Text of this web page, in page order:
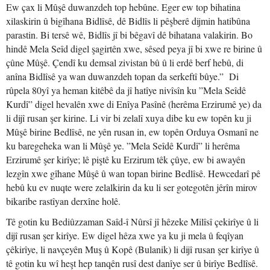
Ew çax li Mûşê duwanzdeh top hebûne. Eger ew top bihatina
xilaskirin û bigîhana Bidlîsê, dê Bidlîs li pêşberê dijmin hatibûna
parastin. Bi tersê wê, Bidlîs jî bi bêgavî dê bihatana valakirin. Bo
hindê Mela Seîd digel şagirtên xwe, sêsed peya jî bi xwe re birine û
çûne Mûşê. Çendî ku demsal zivistan bû û li erdê berf hebû, di
anîna Bidlîsê ya wan duwanzdeh topan da serkeftî bûye.” Di
rûpela 80yî ya heman kitêbê da jî hatîye nivîsîn ku ”Mela Seîdê
Kurdî” digel hevalên xwe di Enîya Pasînê (herêma Erzirumê ye) da
li dijî rusan şer kirine. Li vir bi zelalî xuya dibe ku ew topên ku ji
Mûşê birine Bedlîsê, ne yên rusan in, ew topên Orduya Osmanî ne
ku baregeheka wan li Mûşê ye. ”Mela Seîdê Kurdî” li herêma
Erzirumê şer kirîye; lê piştê ku Erzirum têk çûye, ew bi awayên
lezgîn xwe gîhane Mûşê û wan topan birine Bedlîsê. Hewcedarî pê
hebû ku ev nuqte were zelalkirin da ku li ser gotegotên jêrîn mirov
bikaribe rastîyan derxîne holê.
Tê gotin ku Bediûzzaman Saîd-î Nûrsî jî hêzeke Milîsî çekirîye û li
dijî rusan şer kirîye. Ew digel hêza xwe ya ku ji mela û feqîyan
çêkirîye, li navçeyên Muş û Kopê (Bulanik) li dijî rusan şer kirîye û
tê gotin ku wî heşt hep tanqên rusî dest danîye ser û birîye Bedlîsê.